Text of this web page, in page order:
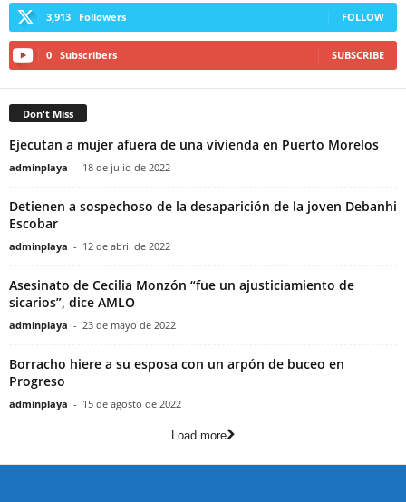
3,913 Followers FOLLOW
0 Subscribers SUBSCRIBE
Don't Miss
Ejecutan a mujer afuera de una vivienda en Puerto Morelos
adminplaya - 18 de julio de 2022
Detienen a sospechoso de la desaparición de la joven Debanhi
Escobar
adminplaya - 12 de abril de 2022
Asesinato de Cecilia Monzón “fue un ajusticiamiento de
sicarios”, dice AMLO
adminplaya - 23 de mayo de 2022
Borracho hiere a su esposa con un arpón de buceo en
Progreso
adminplaya - 15 de agosto de 2022
Load more